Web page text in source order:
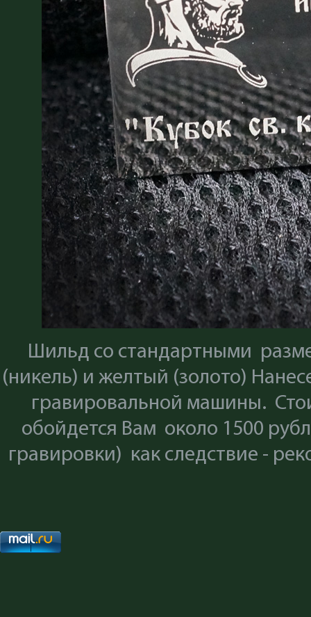
Шильд со стандартными
(никель) и желтый (золото)
гравировальной машины.
обойдется Вам около 1500
гравировки) как следствие -